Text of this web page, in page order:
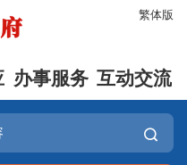
繁体版
办事服务 互动交流